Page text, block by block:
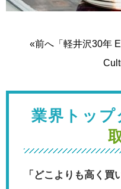
«前へ「軽井沢30年
業界トップ
「どこよりも高く買